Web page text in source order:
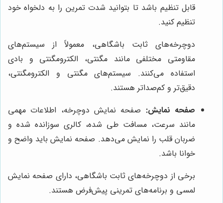
قابل تنظیم باشد تا بتوانید شدت تمرین را به دلخواه خود
تنظیم کنید.
دوچرخه‌های ثابت باشگاهی، معمولاً از سیستم‌های
مقاومتی مختلفی مانند مگنتی، الکترومگنتی و بادی
استفاده می‌کنند. سیستم‌های مگنتی و الکترومگنتی،
دقیق‌تر و کم‌صداتر هستند.
صفحه نمایش: صفحه نمایش دوچرخه، اطلاعات مهمی
مانند سرعت، مسافت طی شده، کالری سوزانده شده و
ضربان قلب را نمایش می‌دهد. صفحه نمایش باید واضح و
خوانا باشد.
برخی از دوچرخه‌های ثابت باشگاهی، دارای صفحه نمایش
لمسی و برنامه‌های تمرینی پیش‌فرض هستند.